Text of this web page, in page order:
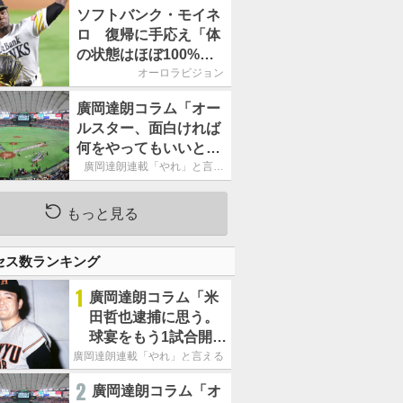
に」／後半戦に息巻
く！
ソフトバンク・モイネ
ロ 復帰に手応え「体
の状態はほぼ100%」
／後半戦に息巻く！
オーロラビジョン
廣岡達朗コラム「オー
ルスター、面白ければ
何をやってもいいとい
う発想は大間違い」
廣岡達朗連載「やれ」と言え
る信念
もっと見る
ス数ランキング
1 廣岡達朗コラム「米
田哲也逮捕に思う。
球宴をもう1試合開催
でOB救済を」
廣岡達朗連載「やれ」と言える信念
2 廣岡達朗コラム「オ